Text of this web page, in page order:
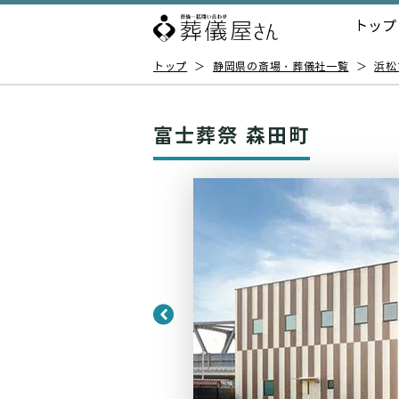
トップ
トップ ＞ 静岡県の斎場・葬儀社一覧 ＞ 浜
富士葬祭 森田町